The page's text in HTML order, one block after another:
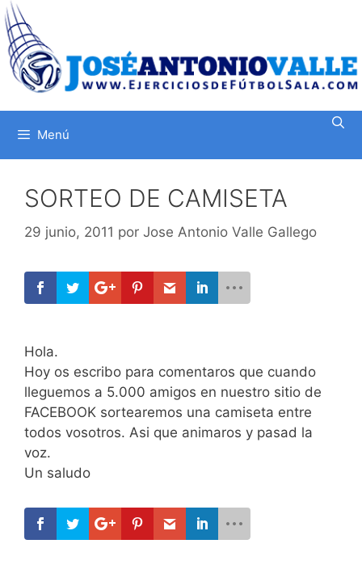
Saltar
al
contenido
Menú
SORTEO DE CAMISETA
29 junio, 2011 por Jose Antonio Valle Gallego
Hola.
Hoy os escribo para comentaros que cuando
lleguemos a 5.000 amigos en nuestro sitio de
FACEBOOK sortearemos una camiseta entre
todos vosotros. Asi que animaros y pasad la
voz.
Un saludo